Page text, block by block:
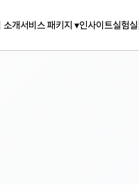
소개서비스 패키지 ▾인사이트실험실